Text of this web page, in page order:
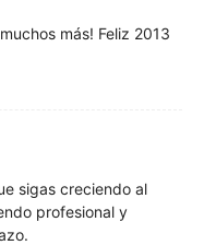
más! Feliz 2013
sigas creciendo al
profesional y